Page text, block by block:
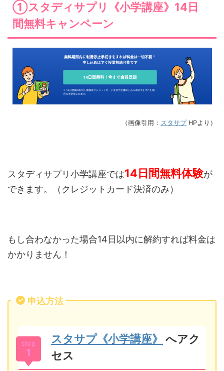
①スタディサプリ《小学講座》14日
間無料キャンペーン
（画像引用： スタサプ HPより）
スタディサプリ小学講座では14日間無料体験が
できます。（クレジットカード決済のみ）
もし合わなかった場合14日以内に解約すれば料金は
かかりません！
申込方法
step
1
スタサプ《小学講座》
へアク
セス